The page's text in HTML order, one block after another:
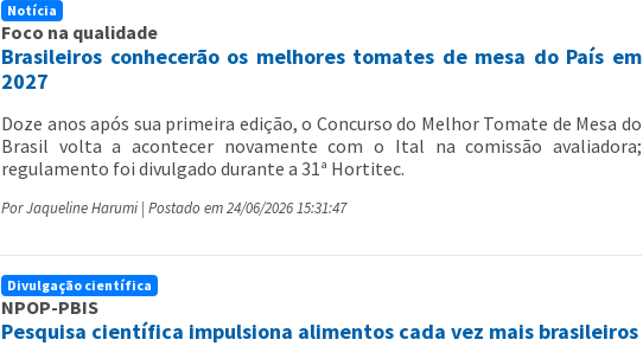
Notícia
Foco na qualidade
Brasileiros conhecerão os melhores tomates de mesa do País em
2027
Doze anos após sua primeira edição, o Concurso do Melhor Tomate de Mesa do
Brasil volta a acontecer novamente com o Ital na comissão avaliadora;
regulamento foi divulgado durante a 31ª Hortitec.
Por Jaqueline Harumi | Postado em 24/06/2026 15:31:47
Divulgação científica
NPOP-PBIS
Pesquisa científica impulsiona alimentos cada vez mais brasileiros